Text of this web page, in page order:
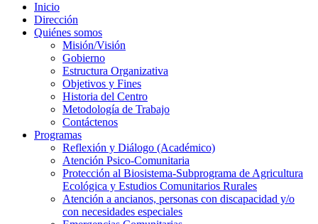
Inicio
Dirección
Quiénes somos
Misión/Visión
Gobierno
Estructura Organizativa
Objetivos y Fines
Historia del Centro
Metodología de Trabajo
Contáctenos
Programas
Reflexión y Diálogo (Académico)
Atención Psico-Comunitaria
Protección al Biosistema-Subprograma de Agricultura
Ecológica y Estudios Comunitarios Rurales
Atención a ancianos, personas con discapacidad y/o
con necesidades especiales